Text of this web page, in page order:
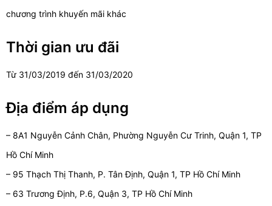
chương trình khuyến mãi khác
Thời gian ưu đãi
Từ 31/03/2019 đến 31/03/2020
Địa điểm áp dụng
– 8A1 Nguyễn Cảnh Chân, Phường Nguyễn Cư Trinh, Quận 1, TP
Hồ Chí Minh
– 95 Thạch Thị Thanh, P. Tân Định, Quận 1, TP Hồ Chí Minh
– 63 Trương Định, P.6, Quận 3, TP Hồ Chí Minh